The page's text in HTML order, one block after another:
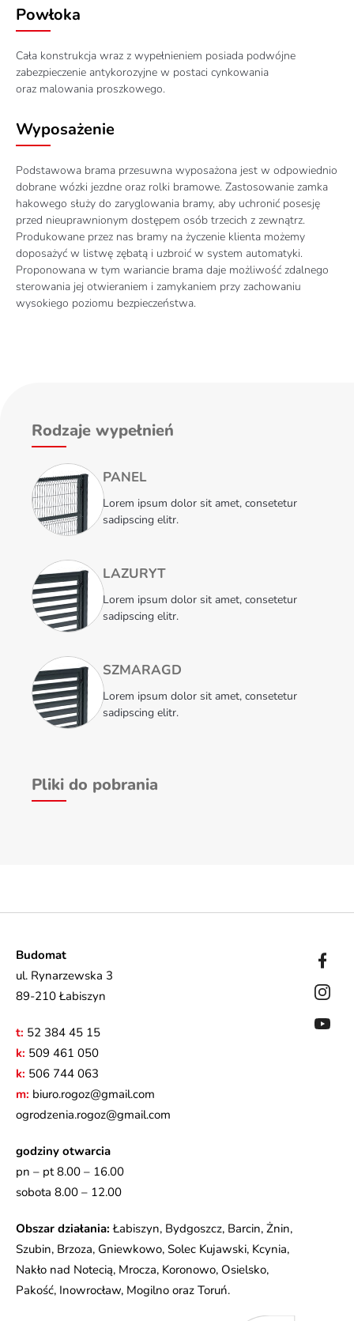
Powłoka
Cała konstrukcja wraz z wypełnieniem posiada podwójne
zabezpieczenie antykorozyjne w postaci cynkowania
oraz malowania proszkowego.
Wyposażenie
Podstawowa brama przesuwna wyposażona jest w odpowiednio
dobrane wózki jezdne oraz rolki bramowe. Zastosowanie zamka
hakowego służy do zaryglowania bramy, aby uchronić posesję
przed nieuprawnionym dostępem osób trzecich z zewnątrz.
Produkowane przez nas bramy na życzenie klienta możemy
doposażyć w listwę zębatą i uzbroić w system automatyki.
Proponowana w tym wariancie brama daje możliwość zdalnego
sterowania jej otwieraniem i zamykaniem przy zachowaniu
wysokiego poziomu bezpieczeństwa.
Rodzaje wypełnień
PANEL
Lorem ipsum dolor sit amet, consetetur
sadipscing elitr.
LAZURYT
Lorem ipsum dolor sit amet, consetetur
sadipscing elitr.
SZMARAGD
Lorem ipsum dolor sit amet, consetetur
sadipscing elitr.
Pliki do pobrania
Budomat
ul. Rynarzewska 3
89-210 Łabiszyn
t: 52 384 45 15
k: 509 461 050
k: 506 744 063
m: biuro.rogoz@gmail.com
ogrodzenia.rogoz@gmail.com
godziny otwarcia
pn – pt 8.00 – 16.00
sobota 8.00 – 12.00
Obszar działania: Łabiszyn, Bydgoszcz, Barcin, Żnin,
Szubin, Brzoza, Gniewkowo, Solec Kujawski, Kcynia,
Nakło nad Notecią, Mrocza, Koronowo, Osielsko,
Pakość, Inowrocław, Mogilno oraz Toruń.